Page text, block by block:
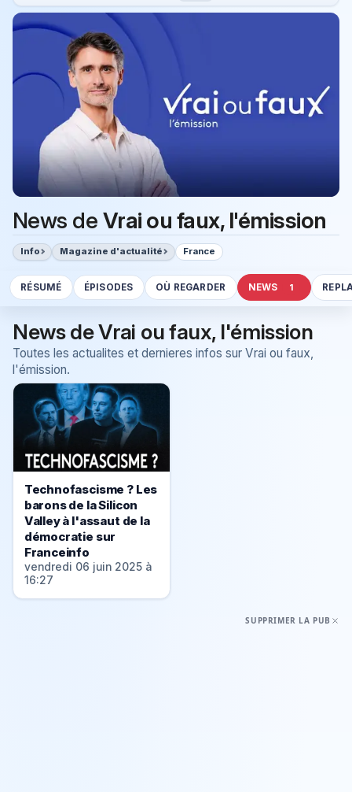
News de Vrai ou faux, l'émission
Info Magazine d'actualité France
RÉSUMÉ ÉPISODES OÙ REGARDER NEWS 1
News de Vrai ou faux, l'émission
Toutes les actualites et dernieres infos sur Vrai ou faux,
l'émission.
Technofascisme ? Les
barons de la Silicon
Valley à l'assaut de la
démocratie sur
Franceinfo
vendredi 06 juin 2025 à
16:27
SUPPRIMER LA PUB